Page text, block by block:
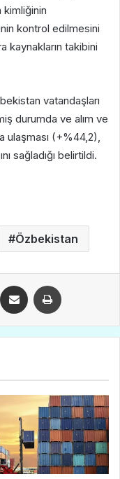
kimliğinin
kontrol edilmesini
kaynakların takibini
vatandaşları
durumda ve alım ve
ulaşması (+%44,2),
sağladığı belirtildi.
Özbekistan